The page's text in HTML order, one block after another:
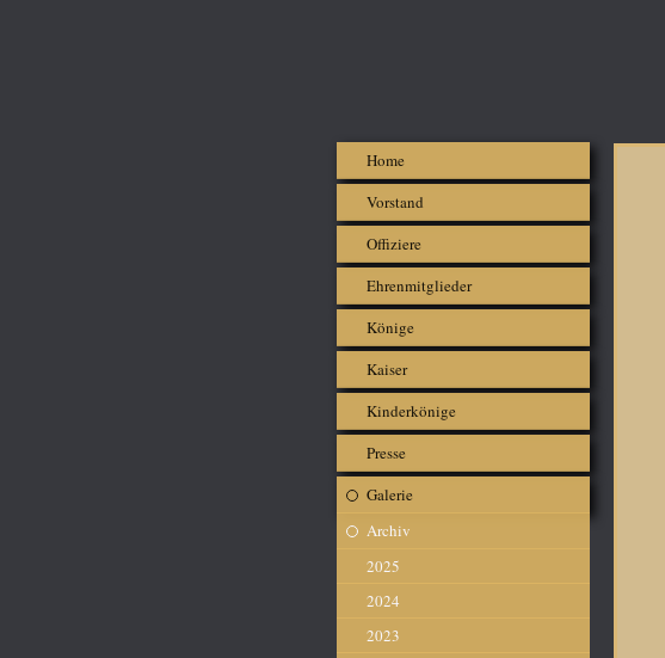
Home
Vorstand
Offiziere
Ehrenmitglieder
Könige
Kaiser
Kinderkönige
Presse
Galerie
Archiv
2025
2024
2023